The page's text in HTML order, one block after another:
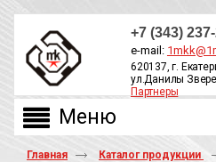
+7 (343)
e-mail:
620137, г.
ул.Данилы
Партнеры
Главная Каталог продукции